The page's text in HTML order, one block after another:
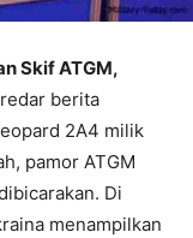
Skif ATGM,
berita
2A4 milik
pamor ATGM
Di
menampilkan